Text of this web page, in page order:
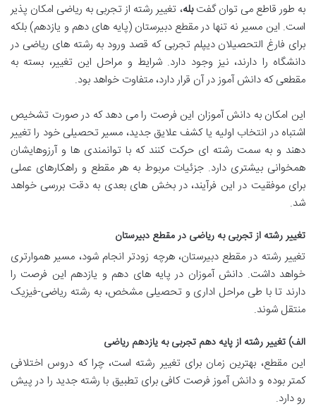
به طور قاطع می توان گفتبله، تغییر رشته از تجربی به ریاضی امکان پذیر
است. این مسیر نه تنها در مقطع دبیرستان (پایه های دهم و یازدهم) بلکه
برای فارغ التحصیلان دیپلم تجربی که قصد ورود به رشته های ریاضی در
دانشگاه را دارند، نیز وجود دارد. شرایط و مراحل این تغییر، بسته به
مقطعی که دانش آموز در آن قرار دارد، متفاوت خواهد بود.
این امکان به دانش آموزان این فرصت را می دهد که در صورت تشخیص
اشتباه در انتخاب اولیه یا کشف علایق جدید، مسیر تحصیلی خود را تغییر
دهند و به سمت رشته ای حرکت کنند که با توانمندی ها و آرزوهایشان
همخوانی بیشتری دارد. جزئیات مربوط به هر مقطع و راهکارهای عملی
برای موفقیت در این فرآیند، در بخش های بعدی به دقت بررسی خواهد
شد.
تغییر رشته از تجربی به ریاضی در مقطع دبیرستان
تغییر رشته در مقطع دبیرستان، هرچه زودتر انجام شود، مسیر هموارتری
خواهد داشت. دانش آموزان در پایه های دهم و یازدهم این فرصت را
دارند تا با طی مراحل اداری و تحصیلی مشخص، به رشته ریاضی-فیزیک
منتقل شوند.
الف) تغییر رشته از پایه دهم تجربی به یازدهم ریاضی
این مقطع، بهترین زمان برای تغییر رشته است، چرا که دروس اختلافی
کمتر بوده و دانش آموز فرصت کافی برای تطبیق با رشته جدید را در پیش
رو دارد.